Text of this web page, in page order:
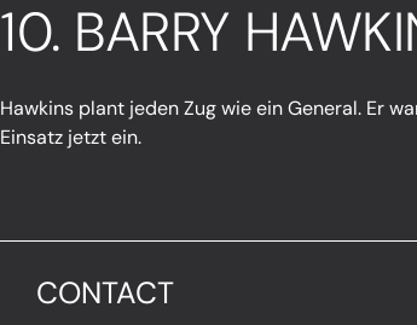
10. BARRY
Hawkins plant jeden Zug wie ein General. Er
Einsatz jetzt ein.
CONTACT